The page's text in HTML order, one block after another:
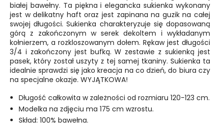
białej bawełny. Ta piękna i elegancka sukienka wykonany
jest w delikatny haft oraz jest zapinana na guzik na całej
swojej długości. Sukienka charakteryzuje się dopasowaną
górą z zakończonym w serek dekoltem i wykładanym
kołnierzem, a rozkloszowanym dołem. Rękaw jest długości
3/4 i zakończony jest bufką. W zestawie z sukienką jest
pasek, który został uszyty z tej samej tkaniny. Sukienka ta
idealnie sprawdzi się jako kreacja na co dzień, do biura czy
na specjalne okazje. WYJĄTKOWA!
Długość całkowita w zależności od rozmiaru 120-123 cm.
Modelka na zdjęciu ma 175 cm wzrostu.
Skład: 100% bawełna.